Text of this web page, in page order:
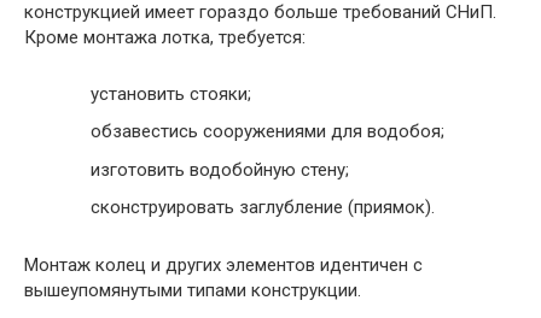
конструкцией имеет гораздо больше требований СНиП.
Кроме монтажа лотка, требуется:
установить стояки;
обзавестись сооружениями для водобоя;
изготовить водобойную стену;
сконструировать заглубление (приямок).
Монтаж колец и других элементов идентичен с
вышеупомянутыми типами конструкции.